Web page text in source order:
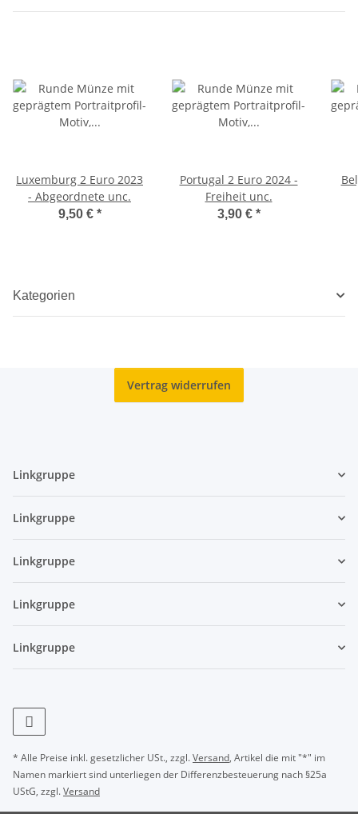
Luxemburg 2 Euro 2023
- Abgeordnete unc.
9,50 € *
Portugal 2 Euro 2024 -
Freiheit unc.
3,90 € *
Kategorien
Vertrag widerrufen
Linkgruppe
Linkgruppe
Linkgruppe
Linkgruppe
Linkgruppe
* Alle Preise inkl. gesetzlicher USt., zzgl.Versand, Artikel die mit "*" im
Namen markiert sind unterliegen der Differenzbesteuerung nach §25a
UStG, zzgl.Versand